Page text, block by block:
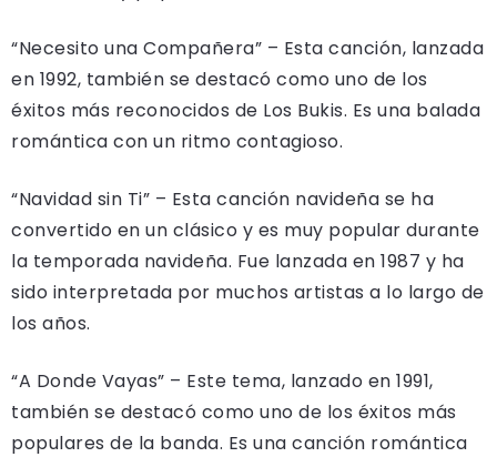
“Necesito una Compañera” – Esta canción, lanzada
en 1992, también se destacó como uno de los
éxitos más reconocidos de Los Bukis. Es una balada
romántica con un ritmo contagioso.
“Navidad sin Ti” – Esta canción navideña se ha
convertido en un clásico y es muy popular durante
la temporada navideña. Fue lanzada en 1987 y ha
sido interpretada por muchos artistas a lo largo de
los años.
“A Donde Vayas” – Este tema, lanzado en 1991,
también se destacó como uno de los éxitos más
populares de la banda. Es una canción romántica